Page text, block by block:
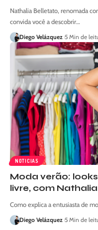
Nathalia Belletato, renomada
convida você a descobrir…
Diego Velázquez 5 Min de
NOTICIAS
Moda verão:
livre, com
Como explica a entusiasta de
Diego Velázquez 5 Min de